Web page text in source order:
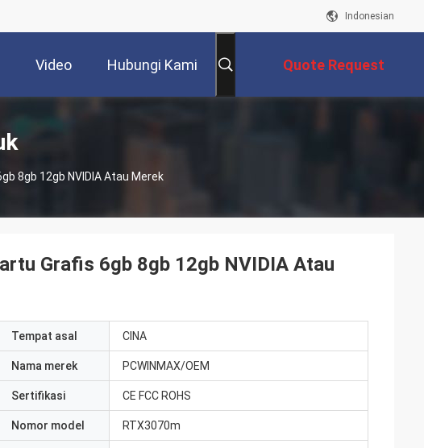
Indonesian
Video Hubungi Kami Quote Request
8gb 12gb NVIDIA Atau Merek
Grafis 6gb 8gb 12gb NVIDIA Atau
Tempat asal CINA
Nama merek PCWINMAX/OEM
Sertifikasi CE FCC ROHS
Nomor model RTX3070m